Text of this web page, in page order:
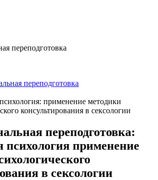
переподготовка
применение методики
консультирования в сексологии
переподготовка:
психология применение
в сексологии